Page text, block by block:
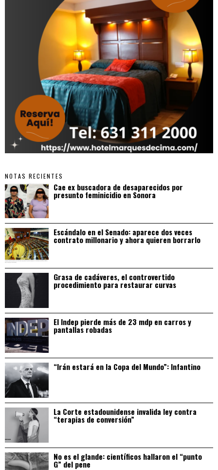
NOTAS RECIENTES
Cae ex buscadora de desaparecidos por
presunto feminicidio en Sonora
Escándalo en el Senado: aparece dos veces
contrato millonario y ahora quieren borrarlo
Grasa de cadáveres, el controvertido
procedimiento para restaurar curvas
El Indep pierde más de 23 mdp en carros y
pantallas robadas
“Irán estará en la Copa del Mundo”: Infantino
La Corte estadounidense invalida ley contra
“terapias de conversión”
No es el glande: científicos hallaron el “punto
G” del pene